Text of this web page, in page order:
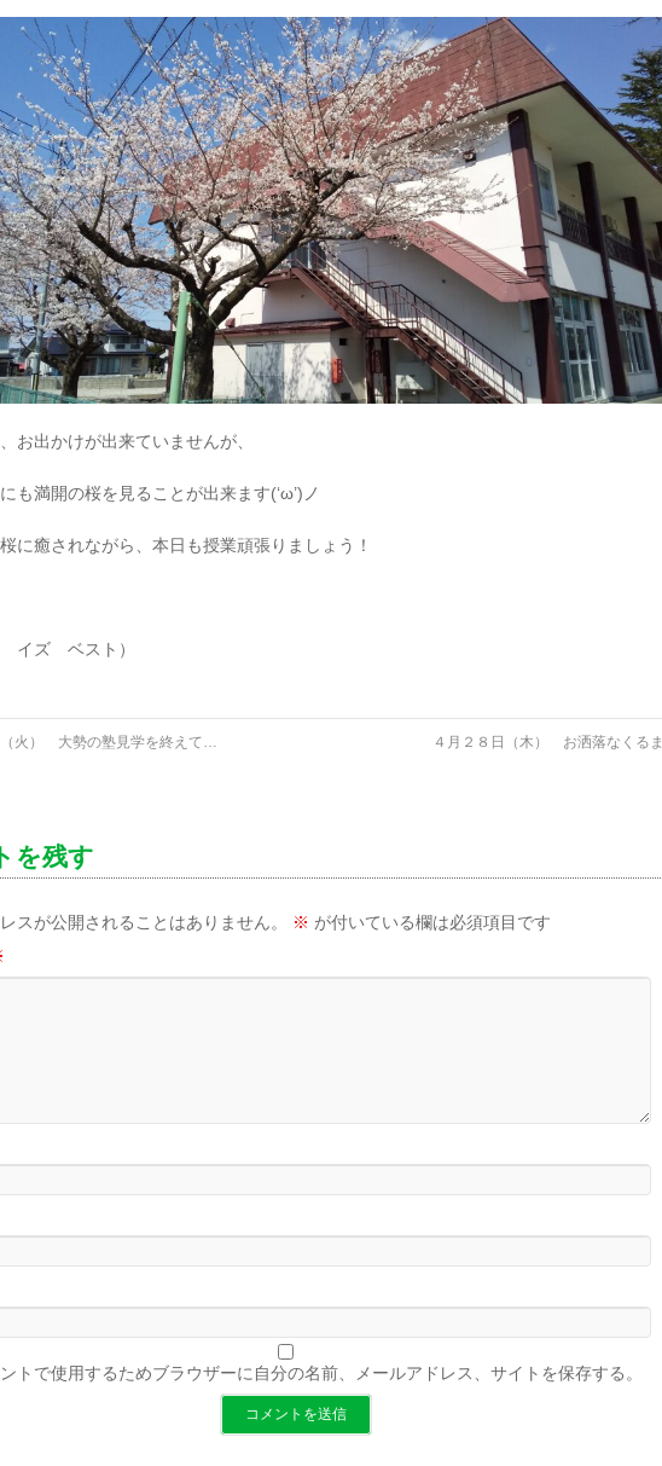
お出かけが出来ていませんが、
も満開の桜を見ることが出来ます(‘ω’)ノ
に癒されながら、本日も授業頑張りましょう！
イズ ベスト）
（火） 大勢の塾見学を終えて… ４月２８日（木） お洒落なくるま
を残す
スが公開されることはありません。 ※ が付いている欄は必須項目です
トで使用するためブラウザーに自分の名前、メールアドレス、サイトを保存する。